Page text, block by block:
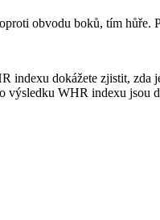
obvodu boků, tím hůře.
dokážete zjistit, zda
WHR indexu jsou